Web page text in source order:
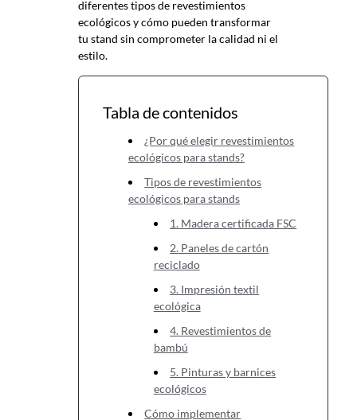
diferentes tipos de revestimientos
ecológicos y cómo pueden transformar
tu stand sin comprometer la calidad ni el
estilo.
Tabla de contenidos
¿Por qué elegir revestimientos
ecológicos para stands?
Tipos de revestimientos
ecológicos para stands
1. Madera certificada FSC
2. Paneles de cartón
reciclado
3. Impresión textil
ecológica
4. Revestimientos de
bambú
5. Pinturas y barnices
ecológicos
Cómo implementar